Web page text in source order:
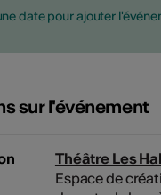
date pour ajouter
sur l'événement
Théâtre Les
Espace de